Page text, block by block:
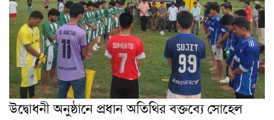
উদ্বোধনী অনুষ্ঠানে প্রধান অতিথির বক্তব্যে সোহেল